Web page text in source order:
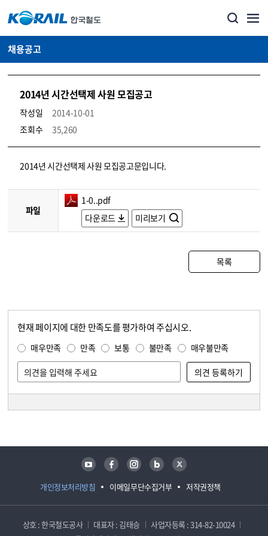
채용공고
2014년 시간선택제 사원 모집공고
작성일
2014-10-01
조회수
35,260
코레일소개_경영공시_채용공고 상세보기 – 내용, 파일, 담당자 연락처로 구성
2014년 시간선택제 사원 모집공고문입니다.
파일
1-0..pdf
다운로드
미리보기
목록
현재 페이지에 대한 만족도를 평가하여 주십시오.
매우만족 만족 보통 불만족 매우불만족
개인정보처리방침 이메일무단수집거부 저작권정책
유튜브 페이스북 인스타그램 블로그 트위터
상호 : 한국철도공사 대표자 : 김태승
사업자등록 : 314-82-10024